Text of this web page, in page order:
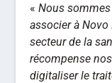
«Nous
associer à
secteur de la
récompense
digitaliser le